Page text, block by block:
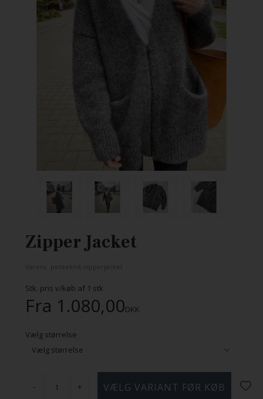
Zipper Jacket
Stk. pris v/køb af 1 stk
Fra 1.080,00DKK
Vælg størrelse
- +